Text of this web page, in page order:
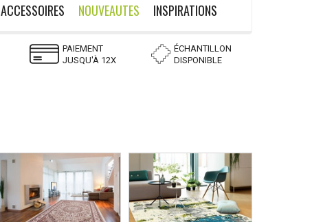
ACCESSOIRES NOUVEAUTES INSPIRATIONS
PAIEMENT
JUSQU'À 12X
ÉCHANTILLON
DISPONIBLE